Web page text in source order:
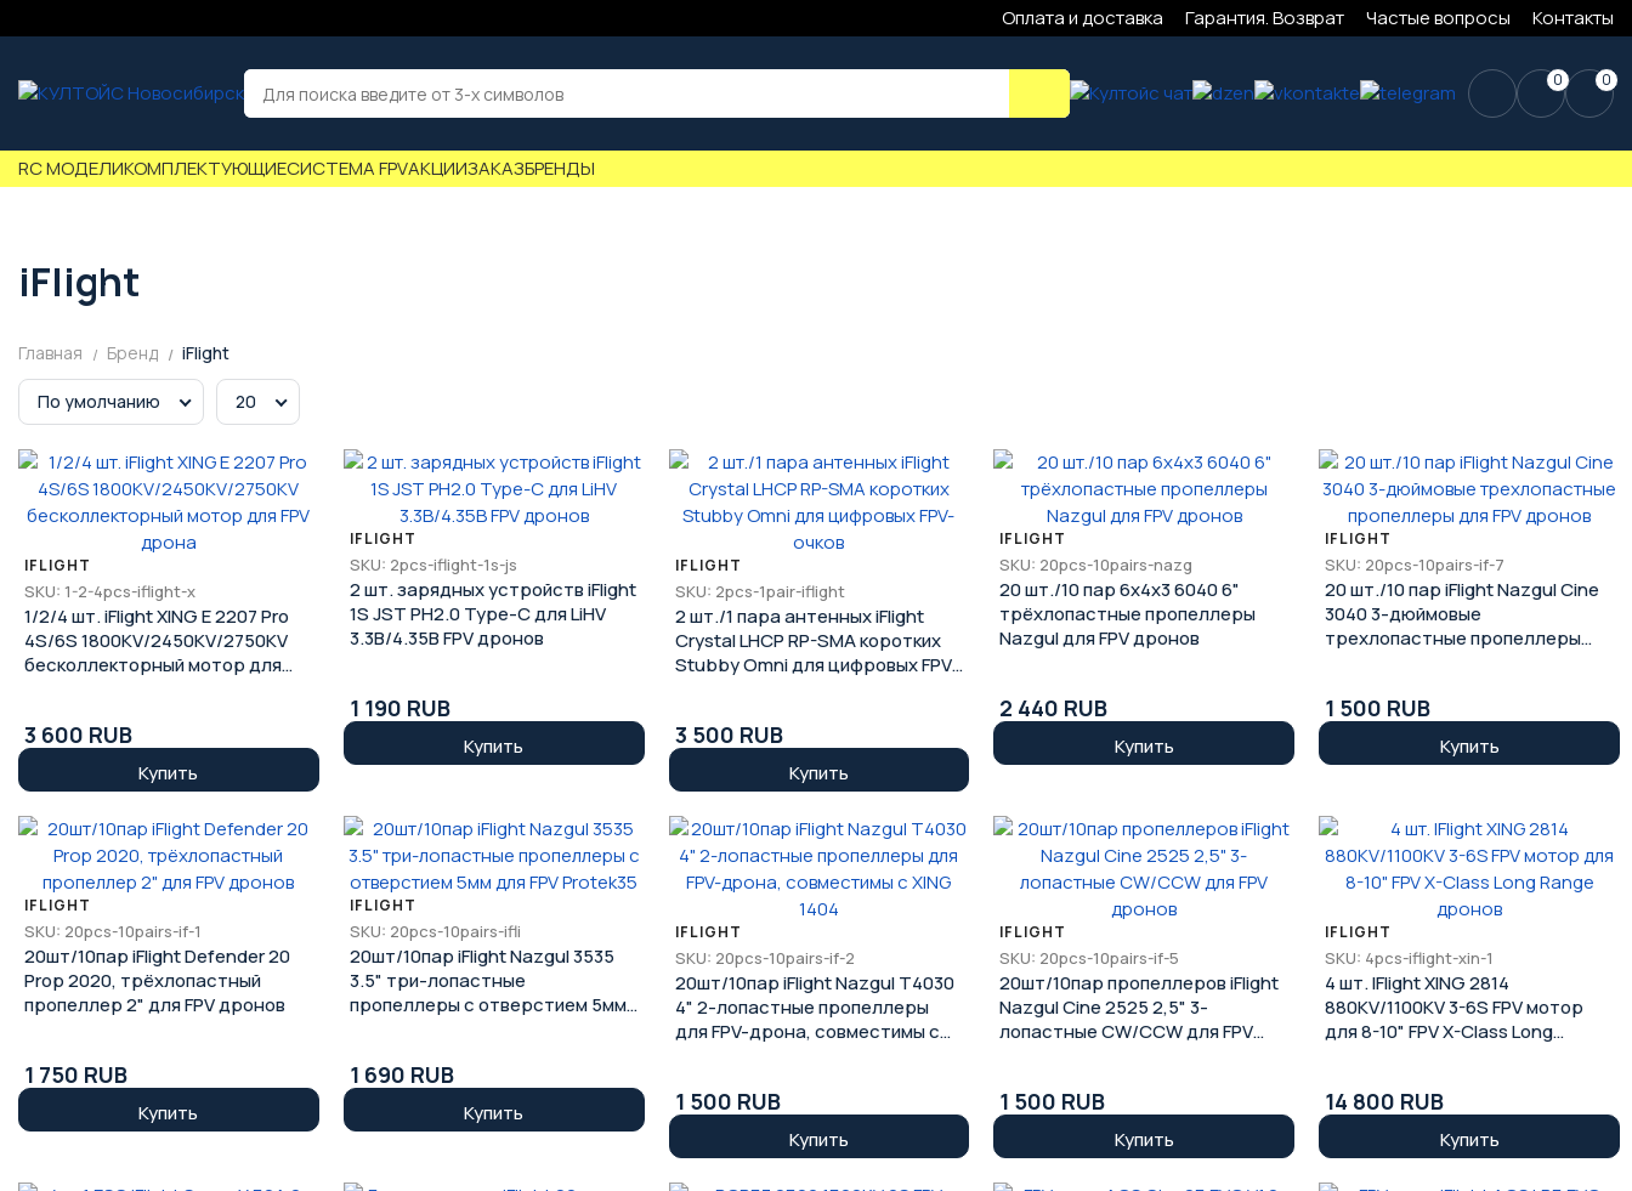
Оплата и доставка Гарантия. Возврат Частые вопросы Контакты
0 0
RC МОДЕЛИКОМПЛЕКТУЮЩИЕСИСТЕМА FPVАКЦИИЗАКАЗБРЕНДЫ
iFlight
Главная Бренд iFlight
По умолчанию 20
IFLIGHT
SKU: 1-2-4pcs-iflight-x
1/2/4 шт. iFlight XING E 2207 Pro
4S/6S 1800KV/2450KV/2750KV
бесколлекторный мотор для
3 600 RUB
Купить
IFLIGHT
SKU: 2pcs-iflight-1s-js
2 шт. зарядных устройств iFlight
1S JST PH2.0 Type-C для LiHV
3.3В/4.35В FPV дронов
1 190 RUB
Купить
IFLIGHT
SKU: 2pcs-1pair-iflight
2 шт./1 пара антенных iFlight
Crystal LHCP RP-SMA коротких
Stubby Omni для цифровых FPV-
3 500 RUB
Купить
IFLIGHT
SKU: 20pcs-10pairs-nazg
20 шт./10 пар 6x4x3 6040 6"
трёхлопастные пропеллеры
Nazgul для FPV дронов
2 440 RUB
Купить
IFLIGHT
SKU: 20pcs-10pairs-if-7
20 шт./10 пар iFlight Nazgul Cine
3040 3-дюймовые
трехлопастные пропеллеры
1 500 RUB
Купить
IFLIGHT
SKU: 20pcs-10pairs-if-1
20шт/10пар iFlight Defender 20
Prop 2020, трёхлопастный
пропеллер 2" для FPV дронов
1 750 RUB
Купить
IFLIGHT
SKU: 20pcs-10pairs-ifli
20шт/10пар iFlight Nazgul 3535
3.5" три-лопастные
пропеллеры с отверстием 5мм
1 690 RUB
Купить
IFLIGHT
SKU: 20pcs-10pairs-if-2
20шт/10пар iFlight Nazgul T4030
4" 2-лопастные пропеллеры
для FPV-дрона, совместимы с
1 500 RUB
Купить
IFLIGHT
SKU: 20pcs-10pairs-if-5
20шт/10пар пропеллеров iFlight
Nazgul Cine 2525 2,5" 3-
лопастные CW/CCW для FPV
1 500 RUB
Купить
IFLIGHT
SKU: 4pcs-iflight-xin-1
4 шт. IFlight XING 2814
880KV/1100KV 3-6S FPV мотор
для 8-10" FPV X-Class Long
14 800 RUB
Купить